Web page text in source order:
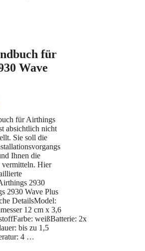
für
Wave
für Airthings
absichtlich nicht
Sie soll die
Ihnen die
vermitteln. Hier
2930
2930 Wave Plus
DetailsModel:
12 cm x 3,6
weißBatterie: 2x
bis zu 1,5
4 …